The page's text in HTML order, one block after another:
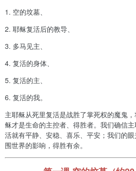
1. 空的坟墓、
2. 耶稣复活后的教导、
3. 多马见主、
4. 复活的身体、
5. 复活的主、
6. 复活的我。
主耶稣从死里复活是战胜了掌死权的魔鬼
稣才是生命的主控者、得胜者。我们确信
活就有平静、安稳、喜乐、平安；我们的
围世界的影响，得胜有余。